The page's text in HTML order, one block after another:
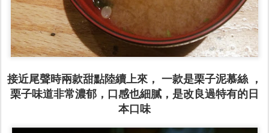
接近尾聲時兩款甜點陸續上來， 一款是栗子泥慕絲 ，
栗子味道非常濃郁，口感也細膩，是改良過特有的日
本口味